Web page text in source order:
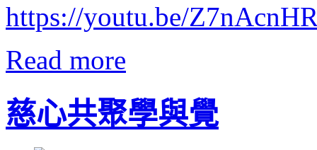
https://youtu.be/
Read more
慈心共聚學與覺